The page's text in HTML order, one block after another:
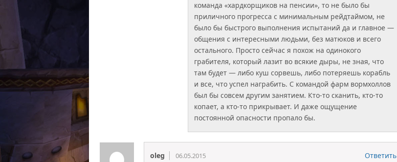
команда «хардкорщиков на пенсии», то не было бы
приличного прогресса с минимальным рейдтаймом, не
было бы быстрого выполнения испытаний да и главное —
общения с интересными людьми, без матюков и всего
остального. Просто сейчас я похож на одинокого
грабителя, который лазит во всякие дыры, не зная, что
там будет — либо куш сорвешь, либо потеряешь корабль
и все, что успел награбить. С командой фарм вормхоллов
был бы совсем другим занятием. Кто-то сканить, кто-то
копает, а кто-то прикрывает. И даже ощущение
постоянной опасности пропало бы.
oleg 06.05.2015 Ответить